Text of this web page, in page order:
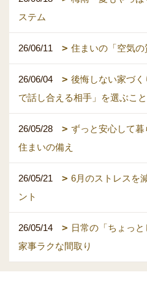
ステム
26/06/11 住まいの「空気
26/06/04
後悔しない家づ
で話し合える相手」を選ぶこと
26/05/28
ずっと安心して
住まいの備え
26/05/21
6月のストレスを
ント
26/05/14
日常の「ちょっと
家事ラクな間取り